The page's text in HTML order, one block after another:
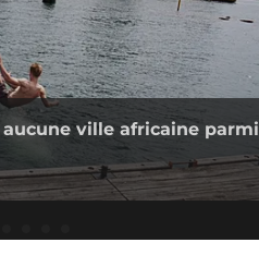
ville africaine parmi